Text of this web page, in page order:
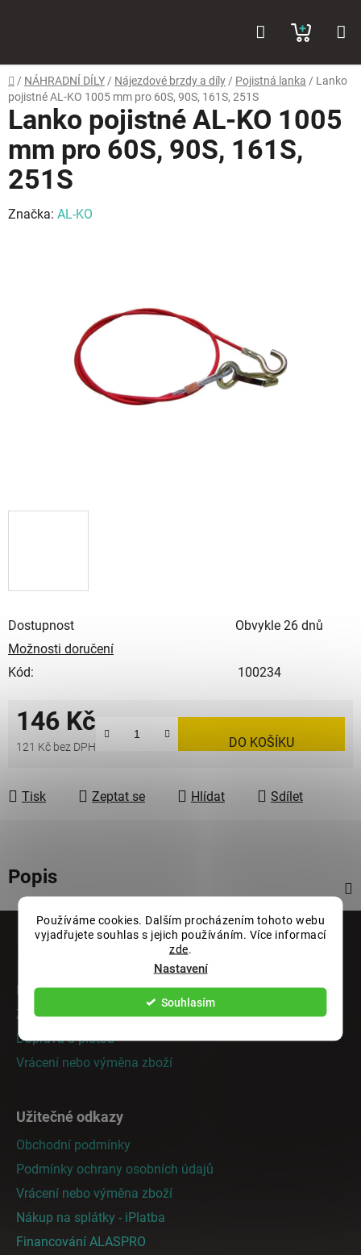
Používáme cookies. Dalším procházením tohoto webu
vyjadřujete souhlas s jejich používáním. Více informací
zde.
Nastavení
Souhlasím
KOŠÍK
Domů
/ NÁHRADNÍ DÍLY / Nájezdové brzdy a díly / Pojistná lanka / Lanko
pojistné AL-KO 1005 mm pro 60S, 90S, 161S, 251S
Dostupnost
Obvykle 26 dnů
Možnosti doručení
Kód:
100234
146 Kč
121 Kč bez DPH DO KOŠÍKU
Tisk Zeptat se Hlídat Sdílet
Lanko pojistné AL-KO 1005
mm pro 60S, 90S, 161S,
251S
Značka: AL-KO
Popis
Rady a tipy
Zakázková výroba
Doprava a platba
Vrácení nebo výměna zboží
Užitečné odkazy
Obchodní podmínky
Podmínky ochrany osobních údajů
Vrácení nebo výměna zboží
Nákup na splátky - iPlatba
Financování ALASPRO